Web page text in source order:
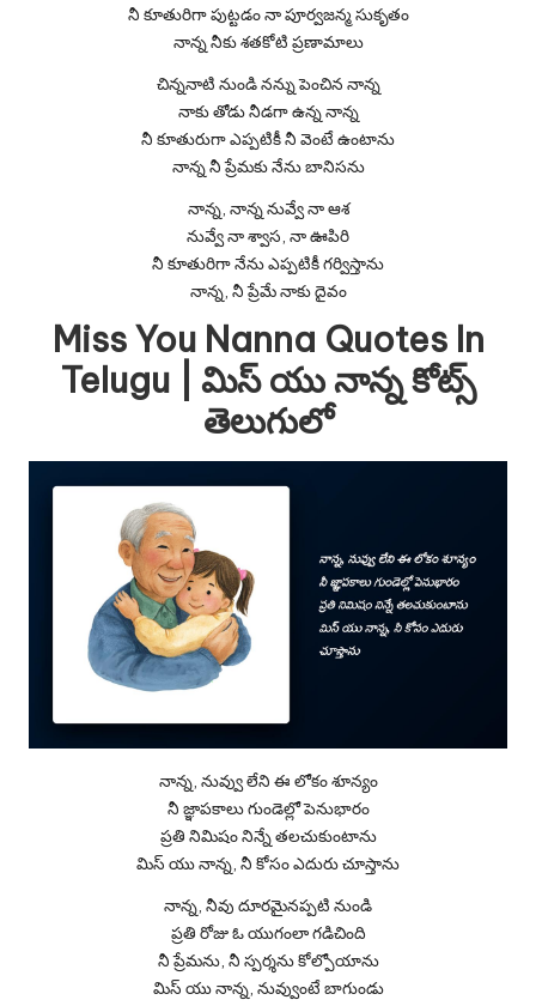
నీ కూతురిగా పుట్టడం నా పూర్వజన్మ సుకృతం
నాన్న నీకు శతకోటి ప్రణామాలు
చిన్ననాటి నుండి నన్ను పెంచిన నాన్న
నాకు తోడు నీడగా ఉన్న నాన్న
నీ కూతురుగా ఎప్పటికీ నీ వెంటే ఉంటాను
నాన్న నీ ప్రేమకు నేను బానిసను
నాన్న, నాన్న నువ్వే నా ఆశ
నువ్వే నా శ్వాస, నా ఊపిరి
నీ కూతురిగా నేను ఎప్పటికీ గర్విస్తాను
నాన్న, నీ ప్రేమే నాకు దైవం
Miss You Nanna Quotes In
Telugu | మిస్ యు నాన్న కోట్స్
తెలుగులో
నాన్న, నువ్వు లేని ఈ లోకం శూన్యం
నీ జ్ఞాపకాలు గుండెల్లో పెనుభారం
ప్రతి నిమిషం నిన్నే తలచుకుంటాను
మిస్ యు నాన్న, నీ కోసం ఎదురు చూస్తాను
నాన్న, నీవు దూరమైనప్పటి నుండి
ప్రతి రోజు ఓ యుగంలా గడిచింది
నీ ప్రేమను, నీ స్పర్శను కోల్పోయాను
మిస్ యు నాన్న, నువ్వుంటే బాగుండు